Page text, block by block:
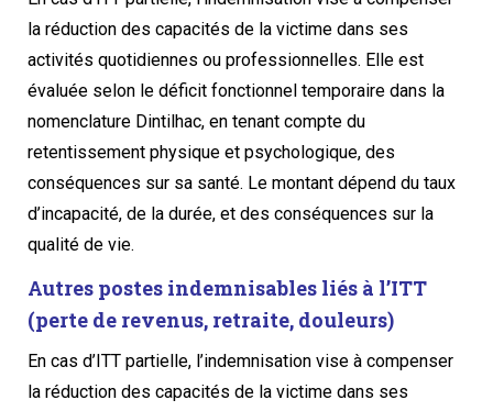
la réduction des capacités de la victime dans ses
activités quotidiennes ou professionnelles. Elle est
évaluée selon le déficit fonctionnel temporaire dans la
nomenclature Dintilhac, en tenant compte du
retentissement physique et psychologique, des
conséquences sur sa santé. Le montant dépend du taux
d’incapacité, de la durée, et des conséquences sur la
qualité de vie.
Autres postes indemnisables liés à l’ITT
(perte de revenus, retraite, douleurs)
En cas d’ITT partielle, l’indemnisation vise à compenser
la réduction des capacités de la victime dans ses